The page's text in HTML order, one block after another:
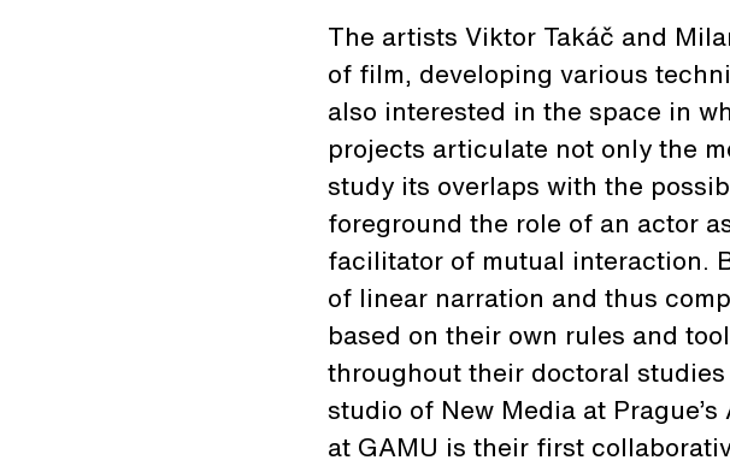
The artists Viktor Takáč and
of film, developing various
also interested in the space in
projects articulate not only the
study its overlaps with the
foreground the role of an actor
facilitator of mutual interaction.
of linear narration and thus
based on their own rules and
throughout their doctoral
studio of New Media at
at GAMU is their first